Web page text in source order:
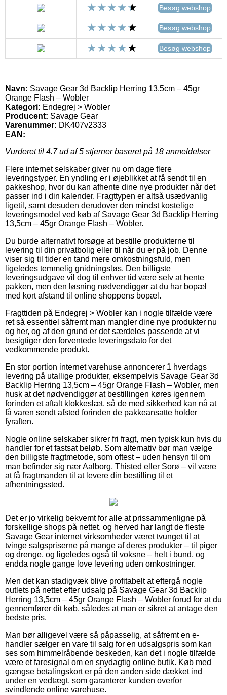
Besøg webshop
Besøg webshop
Besøg webshop
Navn: Savage Gear 3d Backlip Herring 13,5cm – 45gr
Orange Flash – Wobler
Kategori: Endegrej > Wobler
Producent: Savage Gear
Varenummer: DK407v2333
EAN:
Vurderet til 4.7ud af 5 stjerner baseret på 18 anmeldelser
Flere internet selskaber giver nu om dage flere
leveringstyper. En yndling er i øjeblikket at få sendt til en
pakkeshop, hvor du kan afhente dine nye produkter når det
passer ind i din kalender. Fragttypen er altså usædvanlig
ligetil, samt desuden derudover den mindst kostelige
leveringsmodel ved køb af Savage Gear 3d Backlip Herring
13,5cm – 45gr Orange Flash – Wobler.
Du burde alternativt forsøge at bestille produkterne til
levering til din privatbolig eller til når du er på job. Denne
viser sig til tider en tand mere omkostningsfuld, men
ligeledes temmelig gnidningsløs. Den billigste
leveringsudgave vil dog til enhver tid være selv at hente
pakken, men den løsning nødvendiggør at du har bopæl
med kort afstand til online shoppens bopæl.
Fragttiden på Endegrej > Wobler kan i nogle tilfælde være
ret så essentiel såfremt man mangler dine nye produkter nu
og her, og af den grund er det særdeles passende at vi
besigtiger den forventede leveringsdato for det
vedkommende produkt.
En stor portion internet varehuse annoncerer 1 hverdags
levering på utallige produkter, eksempelvis Savage Gear 3d
Backlip Herring 13,5cm – 45gr Orange Flash – Wobler, men
husk at det nødvendiggør at bestillingen køres igennem
forinden et aftalt klokkeslæt, så de med sikkerhed kan nå at
få varen sendt afsted forinden de pakkeansatte holder
fyraften.
Nogle online selskaber sikrer fri fragt, men typisk kun hvis du
handler for et fastsat beløb. Som alternativ bør man vælge
den billigste fragtmetode, som oftest – uden hensyn til om
man befinder sig nær Aalborg, Thisted eller Sorø – vil være
at få fragtmanden til at levere din bestilling til et
afhentningssted.
Det er jo virkelig bekvemt for alle at prissammenligne på
forskellige shops på nettet, og herved har langt de fleste
Savage Gear internet virksomheder været tvunget til at
tvinge salgspriserne på mange af deres produkter – til piger
og drenge, og ligeledes også til voksne – helt i bund, og
endda nogle gange love levering uden omkostninger.
Men det kan stadigvæk blive profitabelt at eftergå nogle
outlets på nettet efter udsalg på Savage Gear 3d Backlip
Herring 13,5cm – 45gr Orange Flash – Wobler forud for at du
gennemfører dit køb, således at man er sikret at antage den
bedste pris.
Man bør alligevel være så påpasselig, at såfremt en e-
handler sælger en vare til salg for en udsalgspris som kan
ses som himmelråbende beskeden, kan det i nogle tilfælde
være et faresignal om en snydagtig online butik. Køb med
gængse betalingskort er på den anden side dækket ind
under en vedtægt, som garanterer kunden overfor
svindlende online varehuse.